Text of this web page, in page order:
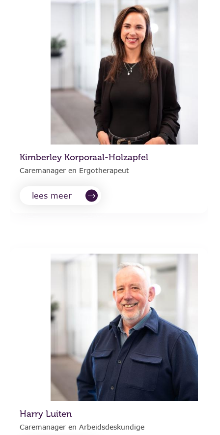
Kimberley Korporaal-Holzapfel
Caremanager en Ergotherapeut
lees meer
Harry Luiten
Caremanager en Arbeidsdeskundige